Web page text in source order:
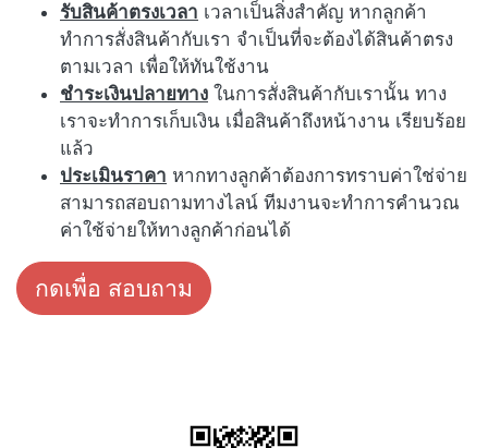
รับสินค้าตรงเวลา เวลาเป็นสิ่งสำคัญ หากลูกค้า
ทำการสั่งสินค้ากับเรา จำเป็นที่จะต้องได้สินค้าตรง
ตามเวลา เพื่อให้ทันใช้งาน
ชำระเงินปลายทาง ในการสั่งสินค้ากับเรานั้น ทาง
เราจะทำการเก็บเงิน เมื่อสินค้าถึงหน้างาน เรียบร้อย
แล้ว
ประเมินราคา หากทางลูกค้าต้องการทราบค่าใช่จ่าย
สามารถสอบถามทางไลน์ ทีมงานจะทำการคำนวณ
ค่าใช้จ่ายให้ทางลูกค้าก่อนได้
กดเพื่อ สอบถาม